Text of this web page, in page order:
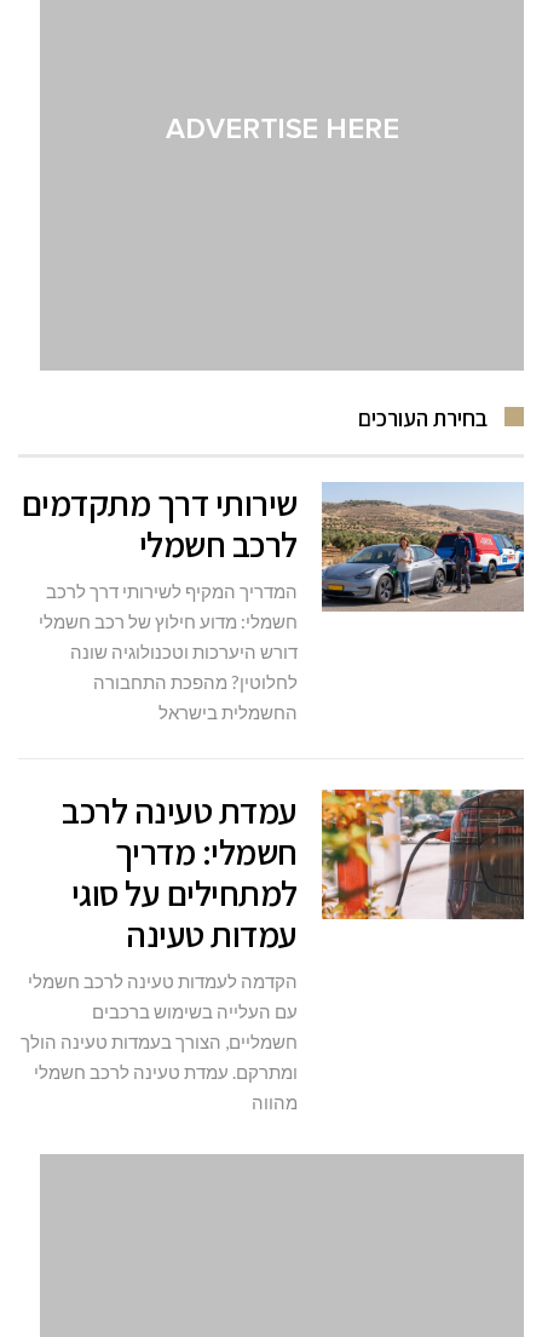
בחירת העורכים
שירותי דרך מתקדמים
לרכב חשמלי
המדריך המקיף לשירותי דרך לרכב
חשמלי: מדוע חילוץ של רכב חשמלי
דורש היערכות וטכנולוגיה שונה
לחלוטין? מהפכת התחבורה
החשמלית בישראל
עמדת טעינה לרכב
חשמלי: מדריך
למתחילים על סוגי
עמדות טעינה
הקדמה לעמדות טעינה לרכב חשמלי
עם העלייה בשימוש ברכבים
חשמליים, הצורך בעמדות טעינה הולך
ומתרקם. עמדת טעינה לרכב חשמלי
מהווה